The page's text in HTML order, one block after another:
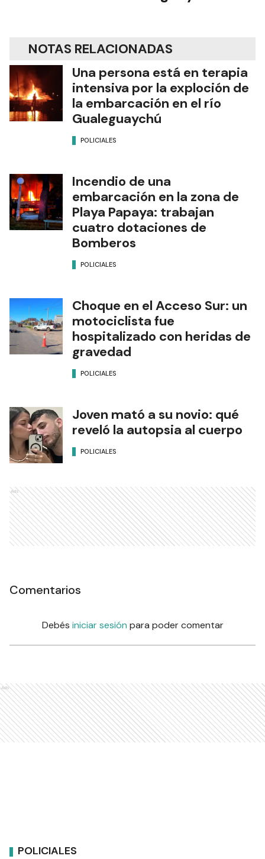
NOTAS RELACIONADAS
Una persona está en terapia
intensiva por la exploción de
la embarcación en el río
Gualeguaychú
POLICIALES
Incendio de una
embarcación en la zona de
Playa Papaya: trabajan
cuatro dotaciones de
Bomberos
POLICIALES
Choque en el Acceso Sur: un
motociclista fue
hospitalizado con heridas de
gravedad
POLICIALES
Joven mató a su novio: qué
reveló la autopsia al cuerpo
POLICIALES
Ads
Comentarios
Debés iniciar sesión para poder comentar
Ads
POLICIALES